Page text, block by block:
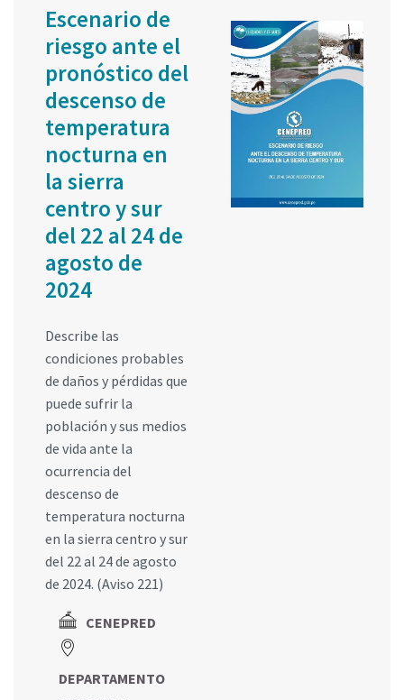
Escenario de
riesgo ante el
pronóstico del
descenso de
temperatura
nocturna en
la sierra
centro y sur
del 22 al 24 de
agosto de
2024
Describe las
condiciones probables
de daños y pérdidas que
puede sufrir la
población y sus medios
de vida ante la
ocurrencia del
descenso de
temperatura nocturna
en la sierra centro y sur
del 22 al 24 de agosto
de 2024. (Aviso 221)
CENEPRED
DEPARTAMENTO